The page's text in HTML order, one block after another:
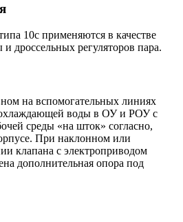
10с применяются в качестве
и дроссельных регуляторов пара.
на вспомогательных линиях
воды в ОУ и РОУ с
среды «на шток» согласно,
При наклонном или
клапана с электроприводом
дополнительная опора под